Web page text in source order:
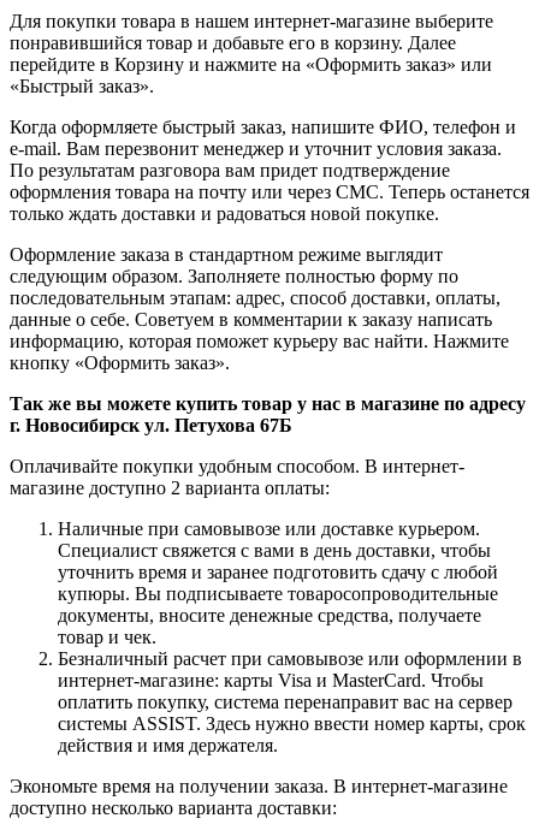
Для покупки товара в нашем интернет-магазине выберите
понравившийся товар и добавьте его в корзину. Далее
перейдите в Корзину и нажмите на «Оформить заказ» или
«Быстрый заказ».
Когда оформляете быстрый заказ, напишите ФИО, телефон и
e-mail. Вам перезвонит менеджер и уточнит условия заказа.
По результатам разговора вам придет подтверждение
оформления товара на почту или через СМС. Теперь останется
только ждать доставки и радоваться новой покупке.
Оформление заказа в стандартном режиме выглядит
следующим образом. Заполняете полностью форму по
последовательным этапам: адрес, способ доставки, оплаты,
данные о себе. Советуем в комментарии к заказу написать
информацию, которая поможет курьеру вас найти. Нажмите
кнопку «Оформить заказ».
Так же вы можете купить товар у нас в магазине по адресу
г. Новосибирск ул. Петухова 67Б
Оплачивайте покупки удобным способом. В интернет-
магазине доступно 2 варианта оплаты:
Наличные при самовывозе или доставке курьером.
Специалист свяжется с вами в день доставки, чтобы
уточнить время и заранее подготовить сдачу с любой
купюры. Вы подписываете товаросопроводительные
документы, вносите денежные средства, получаете
товар и чек.
Безналичный расчет при самовывозе или оформлении в
интернет-магазине: карты Visa и MasterCard. Чтобы
оплатить покупку, система перенаправит вас на сервер
системы ASSIST. Здесь нужно ввести номер карты, срок
действия и имя держателя.
Экономьте время на получении заказа. В интернет-магазине
доступно несколько варианта доставки: